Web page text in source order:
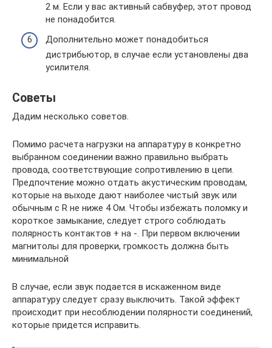
2 м. Если у вас активный сабвуфер, этот провод
не понадобится.
Дополнительно может понадобиться
дистрибьютор, в случае если установлены два
усилителя.
Советы
Дадим несколько советов.
Помимо расчета нагрузки на аппаратуру в конкретно
выбранном соединении важно правильно выбрать
провода, соответствующие сопротивлению в цепи.
Предпочтение можно отдать акустическим проводам,
которые на выходе дают наиболее чистый звук или
обычным с R не ниже 4 Ом. Чтобы избежать поломку и
короткое замыкание, следует строго соблюдать
полярность контактов + на -. При первом включении
магнитолы для проверки, громкость должна быть
минимальной
В случае, если звук подается в искаженном виде
аппаратуру следует сразу выключить. Такой эффект
происходит при несоблюдении полярности соединений,
которые придется исправить.